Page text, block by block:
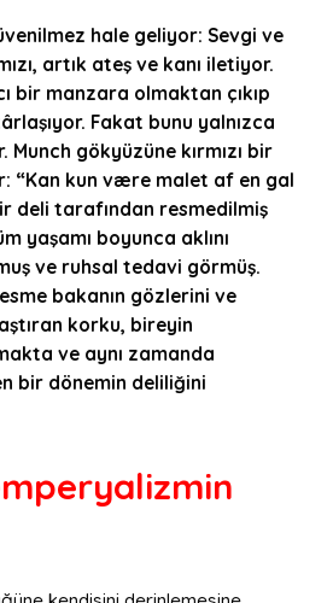
hale geliyor: Sevgi ve
artık ateş ve kanı iletiyor.
bir manzara olmaktan çıkıp
Fakat bunu yalnızca
gökyüzüne kırmızı bir
“Kan kun være malet af en gal
deli tarafından resmedilmiş
yaşamı boyunca aklını
ve ruhsal tedavi görmüş.
bakanın gözlerini ve
korku, bireyin
ve aynı zamanda
bir dönemin deliliğini